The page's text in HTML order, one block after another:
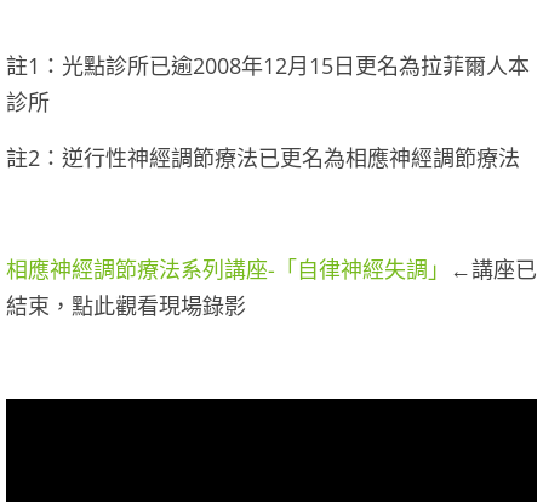
註1：光點診所已逾2008年12月15日更名為拉菲爾人本
診所
註2：逆行性神經調節療法已更名為相應神經調節療法
相應神經調節療法系列講座-「自律神經失調」 ←講座已
結束，點此觀看現場錄影